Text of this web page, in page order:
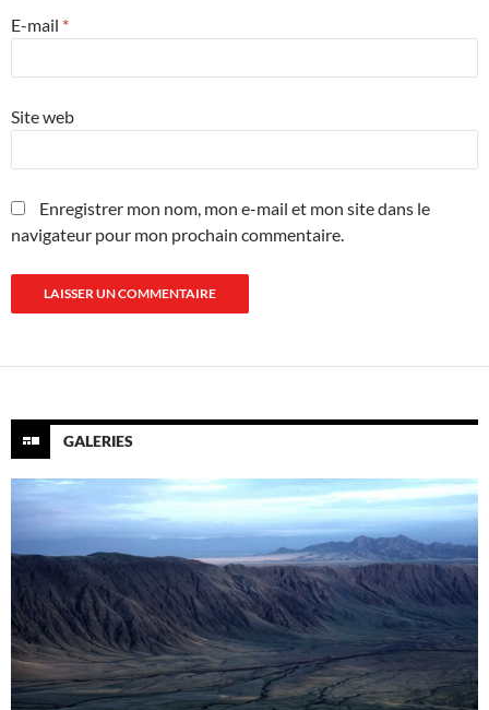
E-mail *
Site web
Enregistrer mon nom, mon e-mail et mon site dans le
navigateur pour mon prochain commentaire.
GALERIES